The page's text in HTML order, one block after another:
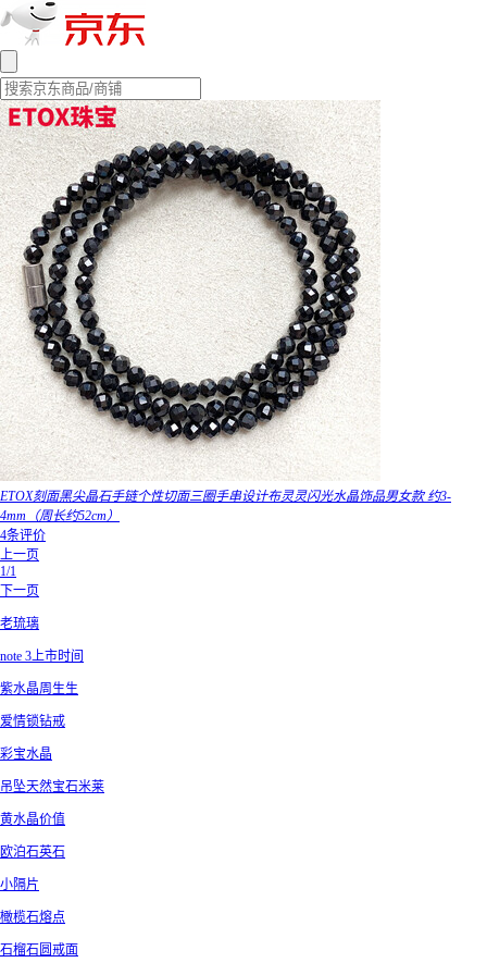
ETOX刻面黑尖晶石手链个性切面三圈手串设计布灵灵闪光水晶饰品男女款 约3-
4mm（周长约52cm）
4条评价
上一页
1/1
下一页
老琉璃
note 3上市时间
紫水晶周生生
爱情锁钻戒
彩宝水晶
吊坠天然宝石米莱
黄水晶价值
欧泊石英石
小隔片
橄榄石熔点
石榴石圆戒面